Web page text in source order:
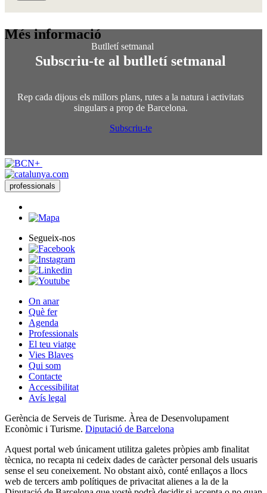
Més informació
Subscriu-te al butlletí setmanal
Rep cada dijous els millors plans, rutes a la natura i activitats
singulars a prop de Barcelona.
Subscriu-te
professionals
Segueix-nos
On anar
Què fer
Agenda
Professionals
El teu viatge
Vies Blaves
Qui som
Contacte
Accessibilitat
Avís legal
Gerència de Serveis de Turisme. Àrea de Desenvolupament
Econòmic i Turisme. Diputació de Barcelona
Aquest portal web únicament utilitza galetes pròpies amb finalitat
tècnica, no recapta ni cedeix dades de caràcter personal dels usuaris
sense el seu coneixement. No obstant això, conté enllaços a llocs
web de tercers amb polítiques de privacitat alienes a la de la